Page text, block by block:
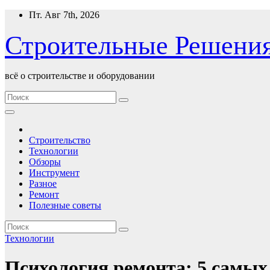
Перейти
содержимому
Пт. Авг 7th, 2026
Строительные
всё о строительстве и оборудовании
Строительство
Технологии
Обзоры
Инструмент
Разное
Ремонт
Полезные советы
Технологии